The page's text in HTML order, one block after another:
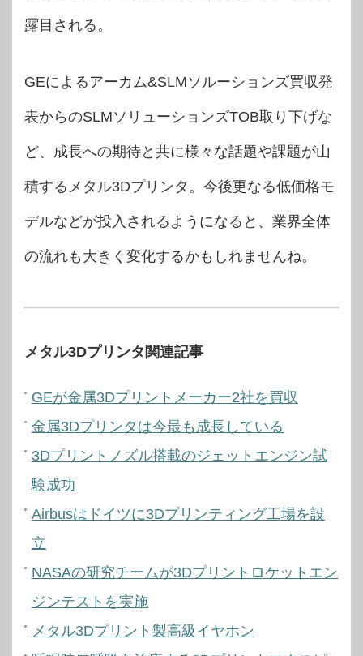
露目される。
GEによるアーカム&SLMソルーションズ買収発
表からのSLMソリューションズTOB取り下げな
ど、成長への期待と共に様々な話題や課題が山
積するメタル3Dプリンタ。今後更なる低価格モ
デルなどが投入されるようになると、業界全体
の流れも大きく変化するかもしれませんね。
メタル3Dプリンタ関連記事
GEが金属3Dプリントメーカー2社を買収
金属3Dプリンタは今最も成長している
3Dプリントノズル搭載のジェットエンジン試
験成功
Airbusはドイツに3Dプリンティング工場を設
立
NASAの研究チームが3Dプリントロケットエン
ジンテストを実施
メタル3Dプリント製高級イヤホン